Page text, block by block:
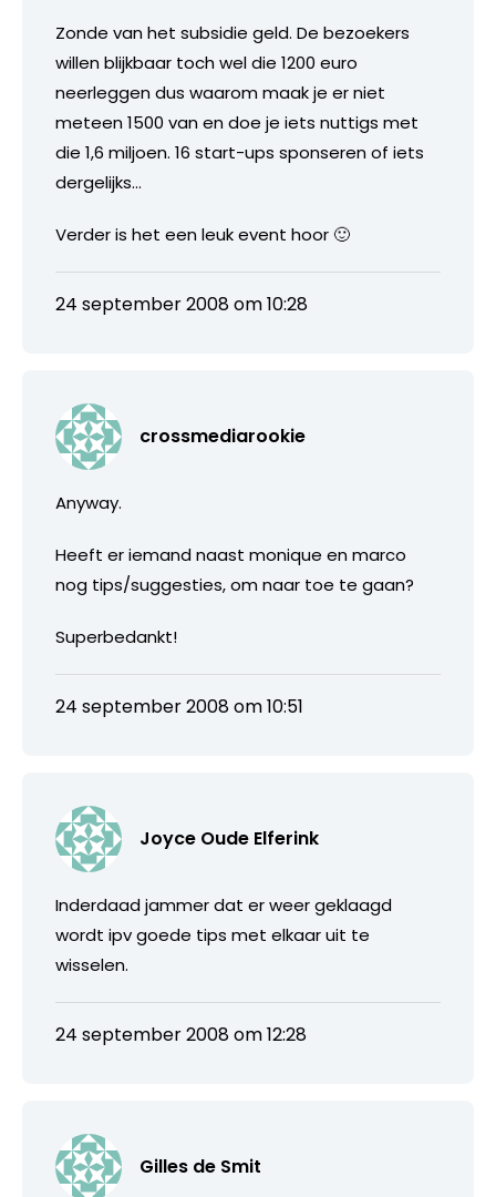
Zonde van het subsidie geld. De bezoekers
willen blijkbaar toch wel die 1200 euro
neerleggen dus waarom maak je er niet
meteen 1500 van en doe je iets nuttigs met
die 1,6 miljoen. 16 start-ups sponseren of iets
dergelijks…
Verder is het een leuk event hoor 🙂
24 september 2008 om 10:28
crossmediarookie
Anyway.
Heeft er iemand naast monique en marco
nog tips/suggesties, om naar toe te gaan?
Superbedankt!
24 september 2008 om 10:51
Joyce Oude Elferink
Inderdaad jammer dat er weer geklaagd
wordt ipv goede tips met elkaar uit te
wisselen.
24 september 2008 om 12:28
Gilles de Smit